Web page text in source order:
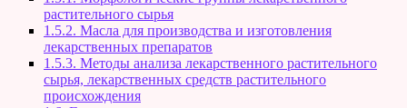
растительного сырья
1.5.2. Масла для производства и изготовления
лекарственных препаратов
1.5.3. Методы анализа лекарственного растительного
сырья, лекарственных средств растительного
происхождения